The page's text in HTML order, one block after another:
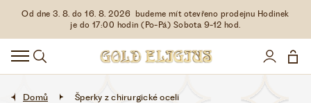
Od dne 3. 8. do 16. 8. 2026 budeme mít otevřeno prodejnu Hodinek
je do 17:00 hodin (Po-Pá) Sobota 9-12 hod.
HODINKY
DOPLŇKY
ŠPERKY
Domů Šperky z chirurgické oceli